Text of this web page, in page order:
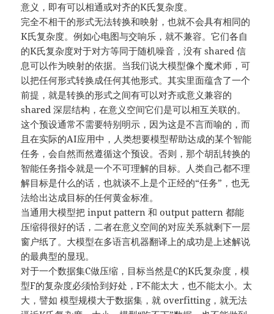
意义，即有可以相通或对齐的K氏复杂度。
完全不相干的形式无法转换和映射，也就不会具有相同的
K氏复杂度。例如心电图与交响乐，就不兼容。它们各自
的K氏复杂度对于对方等同于随机噪音，没有 shared 信
息可以作为映射的依据。当我们说大模型像个魔术师，可
以把任何形式转换成任何其他形式。其实里面蕴含了一个
前提，就是转换的形式之间有可以对齐或意义兼容的
shared 深层结构，在意义空间它们是可以相互关联的。
这个预设通常不需要特别明示，因为这是不言而喻的，而
且在实际的AI应用中，人类想要模型帮助达成的某个智能
任务，会自然而然遵循这个预设。否则，那个胡乱转换的
智能任务指令就是一个不可理解的目标。人类自己都不理
解目标是什么的话，也就谈不上是个正经的“任务”，也无
法给出达成目标的任何黄金标准。
当通用大模型把 input pattern 和 output pattern 都能
压缩得很好的话，二者在意义空间的对应关系就剩下一层
窗户纸了。大模型在多语言机器翻译上的成功是上述解说
的最典型的显现。
对于一个数据集C做压缩，目标当然是C的K氏复杂度，模
型F的复杂度必须恰到好处，F不能太大，也不能太小。太
大，譬如 模型规模大于数据集，就 overfitting，就无法